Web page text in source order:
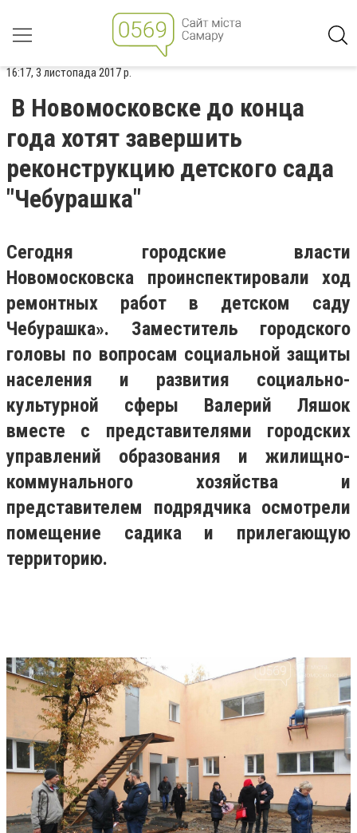
16:17, 3 листопада 2017 р.
В Новомосковске до конца
года хотят завершить
реконструкцию детского сада
"Чебурашка"
Сегодня городские власти
Новомосковска проинспектировали ход
ремонтных работ в детском саду
Чебурашка». Заместитель городского
головы по вопросам социальной защиты
населения и развития социально-
культурной сферы Валерий Ляшок
вместе с представителями городских
управлений образования и жилищно-
коммунального хозяйства и
представителем подрядчика осмотрели
помещение садика и прилегающую
территорию.